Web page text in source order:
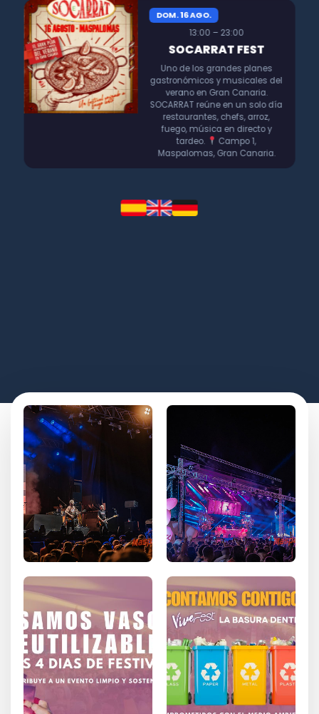
DOM. 16 AGO.
13:00 – 23:00
SOCARRAT FEST
Uno de los grandes planes
gastronómicos y musicales del
verano en Gran Canaria.
SOCARRAT reúne en un solo día
restaurantes, chefs, arroz,
fuego, música en directo y
tardeo.
Campo 1,
Maspalomas, Gran Canaria.